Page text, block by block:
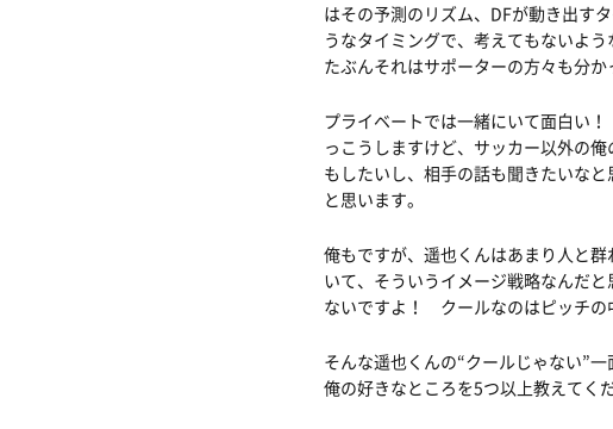
はその予測のリズム、DFが動き出す
うなタイミングで、考えてもないよ
たぶんそれはサポーターの方々も分か
プライベートでは一緒にいて面白い
っこうしますけど、サッカー以外の
もしたいし、相手の話も聞きたいな
と思います。
俺もですが、遥也くんはあまり人と
いて、そういうイメージ戦略なんだ
ないですよ！ クールなのはピッチの
そんな遥也くんの“クールじゃない”
俺の好きなところを5つ以上教えてく